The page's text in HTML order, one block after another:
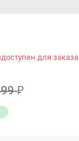
для заказа
₽